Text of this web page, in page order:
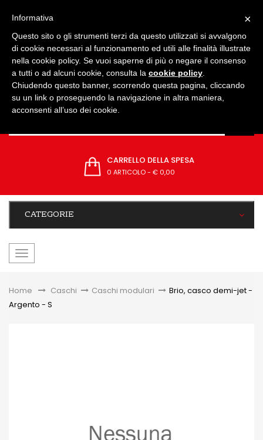
CARRELLO DELLA SPESA
0 ARTICOLO- € 0,00
CATEGORIE
navigazione
Home &gt;Caschi > Caschi modulari > Brio, casco demi-jet -
Argento - S
×
Informativa
Questo sito o gli strumenti terzi da questo utilizzati si avvalgono
di cookie necessari al funzionamento ed utili alle finalità illustrate
nella cookie policy. Se vuoi saperne di più o negare il consenso
a tutti o ad alcuni cookie, consulta la cookie policy
Chiudendo questo banner, scorrendo questa pagina, cliccando
su un link o proseguendo la navigazione in altra maniera,
acconsenti all’uso dei cookie.